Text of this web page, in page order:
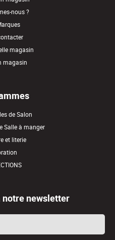
nous ?
magasin
magasin
de Salon
Salle à manger
et literie
notre newsletter